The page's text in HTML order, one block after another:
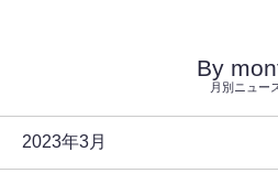
By
月別ニュー
2023年3月